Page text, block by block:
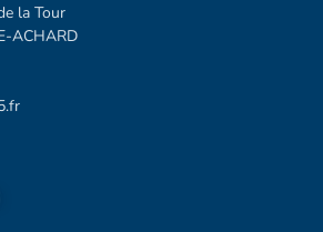
la Tour
ACHARD